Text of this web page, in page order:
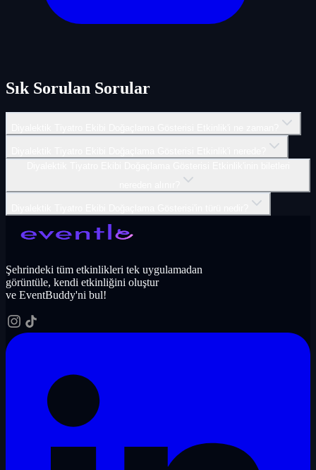
Sık Sorulan Sorular
Şehrindeki tüm etkinlikleri tek uygulamadan
görüntüle, kendi etkinliğini oluştur
ve EventBuddy'ni bul!